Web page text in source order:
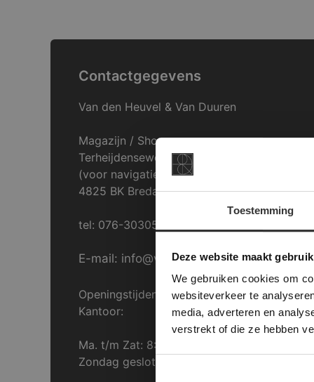
Toestemming
Deze website maakt
We gebruiken cookies om
websiteverkeer te
media, adverteren en
verstrekt of die ze hebben
Contactgegevens
Van den Heuvel & Van Duuren
Magazijn / Showroom:
Terheijdenseweg 469
(voor navigatie: Hazepad 17)
4825 BK Breda
tel: 076-3030554
E-mail: info@vdh-vd.nl
Openingstijden Breda:
Kantoor:
Ma. t/m Zat: 8:30 tot 17:00
Zondag gesloten.
Deze
onze